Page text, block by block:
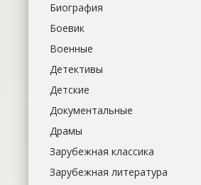
Биография
Боевик
Военные
Детективы
Детские
Документальные
Драмы
Зарубежная классика
Зарубежная литература